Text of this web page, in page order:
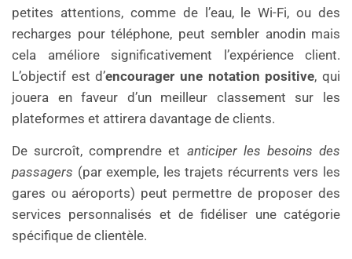
petites attentions, comme de l’eau, le Wi-Fi, ou des
recharges pour téléphone, peut sembler anodin mais
cela améliore significativement l’expérience client.
L’objectif est d’encourager une notation positive, qui
jouera en faveur d’un meilleur classement sur les
plateformes et attirera davantage de clients.
De surcroît, comprendre et anticiper les besoins des
passagers (par exemple, les trajets récurrents vers les
gares ou aéroports) peut permettre de proposer des
services personnalisés et de fidéliser une catégorie
spécifique de clientèle.